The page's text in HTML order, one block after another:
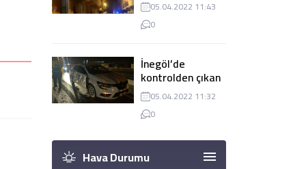
yaşanmasına
sebep oldu
05.04.2022 11:43
0
İnegöl’de
kontrolden çıkan
tır 2 otomobile
çarptı
05.04.2022 11:32
0
Hava Durumu